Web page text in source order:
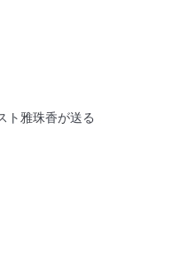
ト雅珠香が送る